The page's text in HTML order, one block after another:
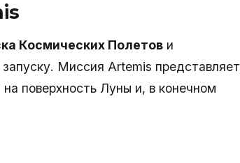
Космических Полетов и
Миссия Artemis представляет
поверхность Луны и, в конечном